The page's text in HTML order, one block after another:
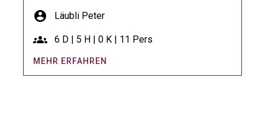
account_circle Läubli Peter
groups 6 D | 5 H | 0 K | 11 Pers
MEHR ERFAHREN